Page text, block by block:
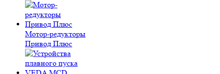
Мотор-редукторы
Привод Плюс